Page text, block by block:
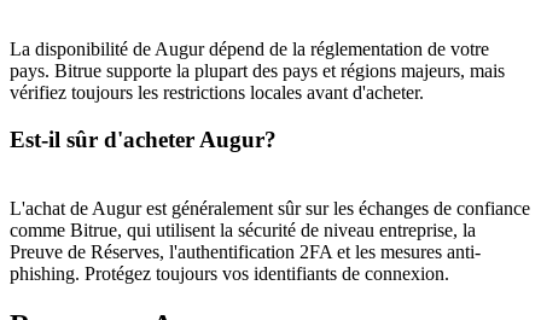
77,777+3k Rewards
La disponibilité de Augur dépend de la réglementation de votre
pays. Bitrue supporte la plupart des pays et régions majeurs, mais
vérifiez toujours les restrictions locales avant d'acheter.
Est-il sûr d'acheter Augur?
L'achat de Augur est généralement sûr sur les échanges de confiance
comme Bitrue, qui utilisent la sécurité de niveau entreprise, la
Preuve de Réserves, l'authentification 2FA et les mesures anti-
phishing. Protégez toujours vos identifiants de connexion.